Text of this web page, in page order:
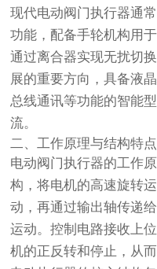
现代电动阀门执行器通
功能，配备手轮机构用
通过离合器实现无扰切
展的重要方向，具备液
总线通讯等功能的智能
流。
二、工作原理与结构特点
电动阀门执行器的工作
构，将电机的高速旋转
动，再通过输出轴传递
运动。控制电路接收上
机的正反转和停止，从